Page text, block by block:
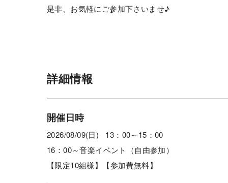
是非、お気軽にご参加下さいませ♪
詳細情報
開催日時
2026/08/09(日) 13：00～15：00
16：00～音楽イベント（自由参加）
【限定10組様】【参加費無料】